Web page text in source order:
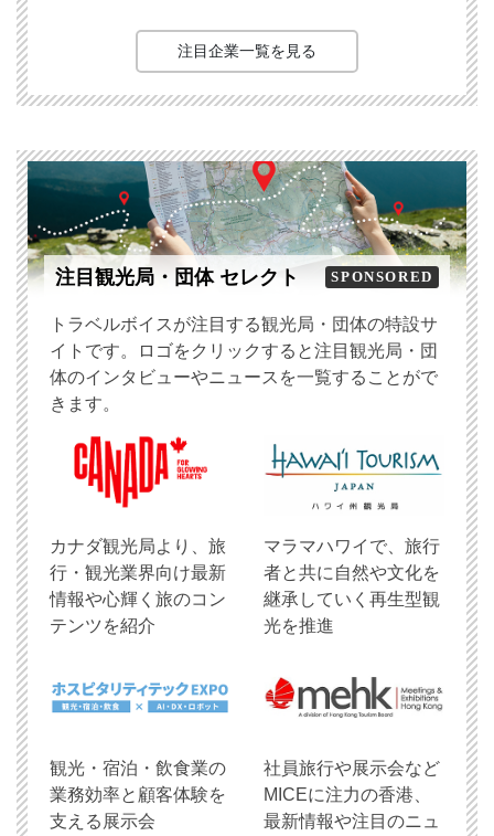
注目企業一覧を見る
注目観光局・団体 セレクト SPONSORED
トラベルボイスが注目する観光局・団体の特設サ
イトです。ロゴをクリックすると注目観光局・団
体のインタビューやニュースを一覧することがで
きます。
​カナダ観光局より、旅
行・観光業界向け最新
情報や心輝く旅のコン
テンツを紹介
マラマハワイで、旅行
者と共に自然や文化を
継承していく再生型観
光を推進
観光・宿泊・飲食業の
業務効率と顧客体験を
支える展示会
社員旅行や展示会など
MICEに注力の香港、
最新情報や注目のニュ